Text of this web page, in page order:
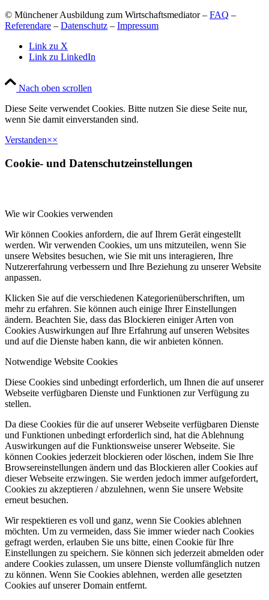
© Münchener Ausbildung zum Wirtschaftsmediator – FAQ –
Referendare – Datenschutz – Impressum
Link zu X
Link zu LinkedIn
Nach oben scrollen
Diese Seite verwendet Cookies. Bitte nutzen Sie diese Seite nur,
wenn Sie damit einverstanden sind.
Verstanden××
Cookie- und Datenschutzeinstellungen
Wie wir Cookies verwenden
Wir können Cookies anfordern, die auf Ihrem Gerät eingestellt
werden. Wir verwenden Cookies, um uns mitzuteilen, wenn Sie
unsere Websites besuchen, wie Sie mit uns interagieren, Ihre
Nutzererfahrung verbessern und Ihre Beziehung zu unserer Website
anpassen.
Klicken Sie auf die verschiedenen Kategorienüberschriften, um
mehr zu erfahren. Sie können auch einige Ihrer Einstellungen
ändern. Beachten Sie, dass das Blockieren einiger Arten von
Cookies Auswirkungen auf Ihre Erfahrung auf unseren Websites
und auf die Dienste haben kann, die wir anbieten können.
Notwendige Website Cookies
Diese Cookies sind unbedingt erforderlich, um Ihnen die auf unserer
Webseite verfügbaren Dienste und Funktionen zur Verfügung zu
stellen.
Da diese Cookies für die auf unserer Webseite verfügbaren Dienste
und Funktionen unbedingt erforderlich sind, hat die Ablehnung
Auswirkungen auf die Funktionsweise unserer Webseite. Sie
können Cookies jederzeit blockieren oder löschen, indem Sie Ihre
Browsereinstellungen ändern und das Blockieren aller Cookies auf
dieser Webseite erzwingen. Sie werden jedoch immer aufgefordert,
Cookies zu akzeptieren / abzulehnen, wenn Sie unsere Website
erneut besuchen.
Wir respektieren es voll und ganz, wenn Sie Cookies ablehnen
möchten. Um zu vermeiden, dass Sie immer wieder nach Cookies
gefragt werden, erlauben Sie uns bitte, einen Cookie für Ihre
Einstellungen zu speichern. Sie können sich jederzeit abmelden oder
andere Cookies zulassen, um unsere Dienste vollumfänglich nutzen
zu können. Wenn Sie Cookies ablehnen, werden alle gesetzten
Cookies auf unserer Domain entfernt.